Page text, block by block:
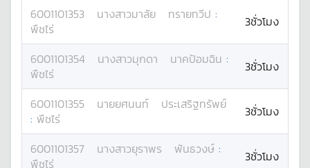
6001101353 นางสาวมาลัย ทรายทวีป :
พืชไร่
3ชั่วโมง
6001101354 นางสาวมุกดา นาคป้อมฉิน :
พืชไร่
3ชั่วโมง
6001101355 นายยศนนท์
ประเสริฐทรัพย์
: พืชไร่ 3ชั่วโมง
6001101357 นางสาวยุราพร พันธวงษ์ :
พืชไร่
3ชั่วโมง